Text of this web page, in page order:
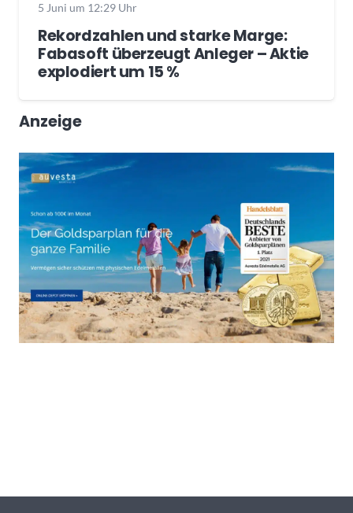
5 Juni um 12:29 Uhr
Rekordzahlen und starke Marge:
Fabasoft überzeugt Anleger – Aktie
explodiert um 15 %
Anzeige